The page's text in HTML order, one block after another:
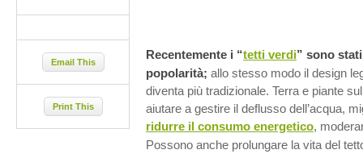
Recentemente i “tetti verdi” sono
popolarità; allo stesso modo il design
diventa più tradizionale. Terra e piante
aiutare a gestire il deflusso dell’acqua,
ridurre il consumo energetico,
Possono anche prolungare la vita del
Email This
Print This